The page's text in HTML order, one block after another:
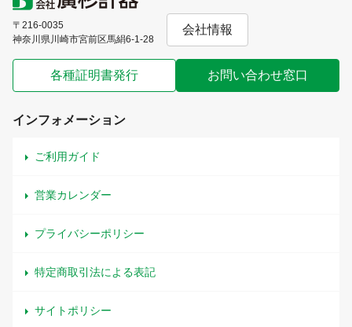
〒216-0035
神奈川県川崎市宮前区馬絹6-1-28
会社情報
各種証明書発行 お問い合わせ窓口
インフォメーション
ご利用ガイド
営業カレンダー
プライバシーポリシー
特定商取引法による表記
サイトポリシー